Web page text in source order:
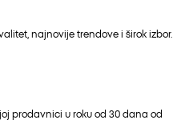
najnovije trendove i širok izbor.
prodavnici u roku od 30 dana od